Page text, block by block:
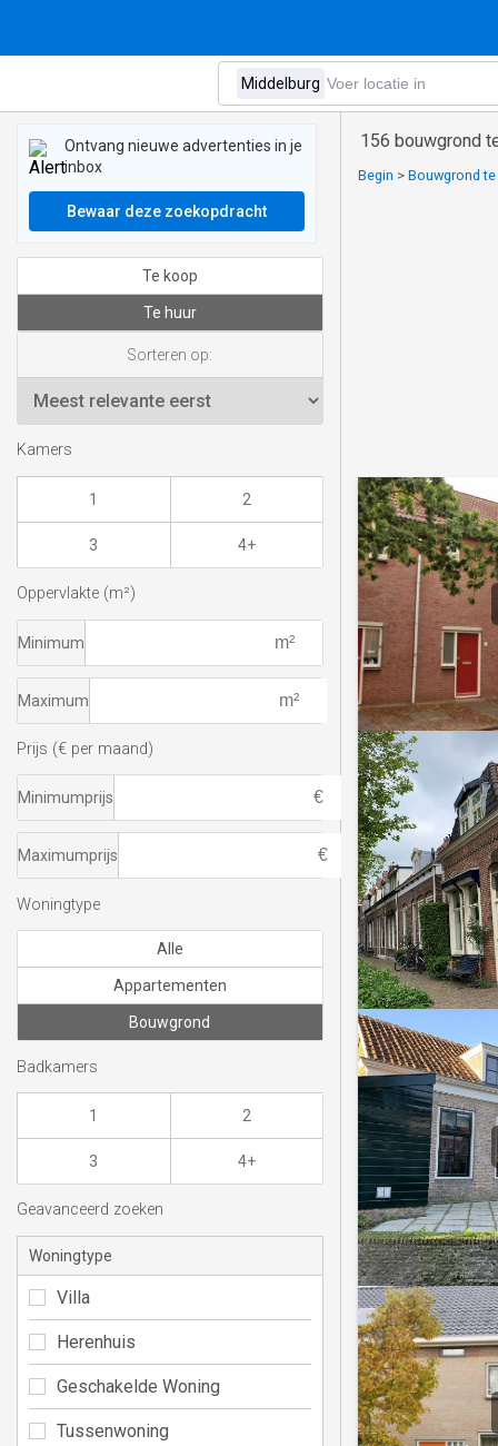
156 bouwgrond
Begin > Bouwgrond te
Ontvang nieuwe advertenties in je
inbox
Bewaar deze zoekopdracht
Te koop
Te huur
Sorteren op:
Kamers
1 2
3 4+
Oppervlakte (m²)
Minimum
Maximum
Prijs (€ per maand)
Minimumprijs
Maximumprijs
Woningtype
Alle
Appartementen
Bouwgrond
Badkamers
1 2
3 4+
Geavanceerd zoeken
Woningtype
Villa
Herenhuis
Geschakelde Woning
Tussenwoning